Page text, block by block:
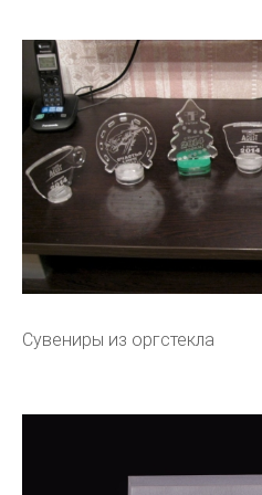
Сувениры из оргстекла